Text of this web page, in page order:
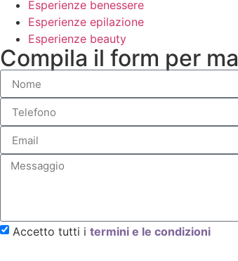
Esperienze benessere
Esperienze epilazione
Esperienze beauty
Compila il form per
Accetto tutti i termini e le condizioni